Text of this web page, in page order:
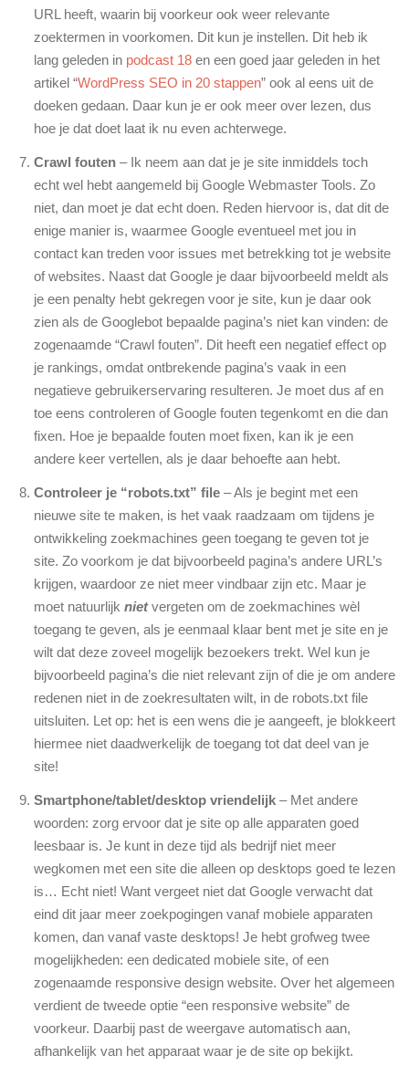
URL heeft, waarin bij voorkeur ook weer relevante
zoektermen in voorkomen. Dit kun je instellen. Dit heb ik
lang geleden in podcast 18 en een goed jaar geleden in het
artikel “WordPress SEO in 20 stappen” ook al eens uit de
doeken gedaan. Daar kun je er ook meer over lezen, dus
hoe je dat doet laat ik nu even achterwege.
Crawl fouten – Ik neem aan dat je je site inmiddels toch
echt wel hebt aangemeld bij Google Webmaster Tools. Zo
niet, dan moet je dat echt doen. Reden hiervoor is, dat dit de
enige manier is, waarmee Google eventueel met jou in
contact kan treden voor issues met betrekking tot je website
of websites. Naast dat Google je daar bijvoorbeeld meldt als
je een penalty hebt gekregen voor je site, kun je daar ook
zien als de Googlebot bepaalde pagina’s niet kan vinden: de
zogenaamde “Crawl fouten”. Dit heeft een negatief effect op
je rankings, omdat ontbrekende pagina’s vaak in een
negatieve gebruikerservaring resulteren. Je moet dus af en
toe eens controleren of Google fouten tegenkomt en die dan
fixen. Hoe je bepaalde fouten moet fixen, kan ik je een
andere keer vertellen, als je daar behoefte aan hebt.
Controleer je “robots.txt” file – Als je begint met een
nieuwe site te maken, is het vaak raadzaam om tijdens je
ontwikkeling zoekmachines geen toegang te geven tot je
site. Zo voorkom je dat bijvoorbeeld pagina’s andere URL’s
krijgen, waardoor ze niet meer vindbaar zijn etc. Maar je
moet natuurlijk nietvergeten om de zoekmachines wèl
toegang te geven, als je eenmaal klaar bent met je site en je
wilt dat deze zoveel mogelijk bezoekers trekt. Wel kun je
bijvoorbeeld pagina’s die niet relevant zijn of die je om andere
redenen niet in de zoekresultaten wilt, in de robots.txt file
uitsluiten. Let op: het is een wens die je aangeeft, je blokkeert
hiermee niet daadwerkelijk de toegang tot dat deel van je
site!
Smartphone/tablet/desktop vriendelijk – Met andere
woorden: zorg ervoor dat je site op alle apparaten goed
leesbaar is. Je kunt in deze tijd als bedrijf niet meer
wegkomen met een site die alleen op desktops goed te lezen
is… Echt niet! Want vergeet niet dat Google verwacht dat
eind dit jaar meer zoekpogingen vanaf mobiele apparaten
komen, dan vanaf vaste desktops! Je hebt grofweg twee
mogelijkheden: een dedicated mobiele site, of een
zogenaamde responsive design website. Over het algemeen
verdient de tweede optie “een responsive website” de
voorkeur. Daarbij past de weergave automatisch aan,
afhankelijk van het apparaat waar je de site op bekijkt.